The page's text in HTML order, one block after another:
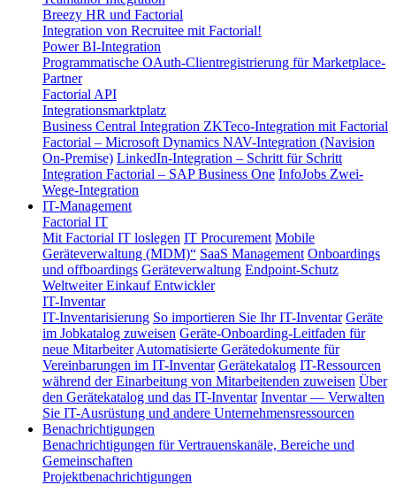
Breezy HR und Factorial
Integration von Recruitee mit Factorial!
Power BI-Integration
Programmatische OAuth-Clientregistrierung für Marketplace-
Partner
Factorial API
Integrationsmarktplatz
Business Central Integration ZKTeco-Integration mit Factorial
Factorial – Microsoft Dynamics NAV-Integration (Navision
On-Premise) LinkedIn-Integration – Schritt für Schritt
Integration Factorial – SAP Business One InfoJobs Zwei-
Wege-Integration
IT-Management
Factorial IT
Mit Factorial IT loslegen IT Procurement Mobile
Geräteverwaltung (MDM)“ SaaS Management Onboardings
und offboardings Geräteverwaltung Endpoint-Schutz
Weltweiter EinkaufEntwickler
IT-Inventar
IT-Inventarisierung So importieren Sie Ihr IT-Inventar Geräte
im Jobkatalog zuweisen Geräte-Onboarding-Leitfaden für
neue Mitarbeiter Automatisierte Gerätedokumente für
Vereinbarungen im IT-Inventar Gerätekatalog IT-Ressourcen
während der Einarbeitung von Mitarbeitenden zuweisen Über
den Gerätekatalog und das IT-Inventar Inventar — Verwalten
Sie IT-Ausrüstung und andere Unternehmensressourcen
Benachrichtigungen
Benachrichtigungen für Vertrauenskanäle, Bereiche und
Gemeinschaften
Projektbenachrichtigungen